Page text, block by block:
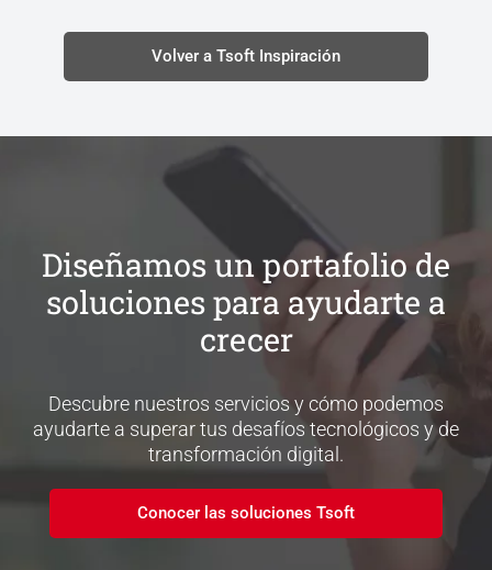
Volver a Tsoft Inspiración
Diseñamos un portafolio de
soluciones para ayudarte a
crecer
Descubre nuestros servicios y cómo podemos
ayudarte a superar tus desafíos tecnológicos y de
transformación digital.
Conocer las soluciones Tsoft